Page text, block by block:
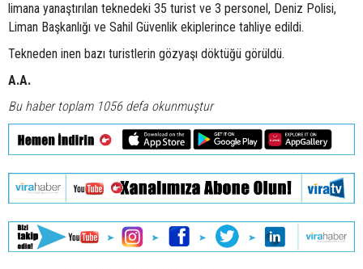
limana yanaştırılan teknedeki 35 turist ve 3 personel, Deniz Polisi,
Liman Başkanlığı ve Sahil Güvenlik ekiplerince tahliye edildi.
Tekneden inen bazı turistlerin gözyaşı döktüğü görüldü.
A.A.
Bu haber toplam 1056 defa okunmuştur